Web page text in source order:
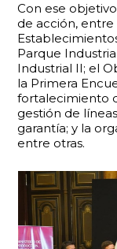
Con ese
de acción, entre
Parque
Industrial II; el
la Primera
fortalecimiento
gestión de
garantía; y la
entre otras.